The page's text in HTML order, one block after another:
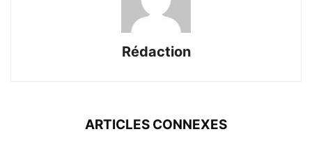
Rédaction
ARTICLES CONNEXES